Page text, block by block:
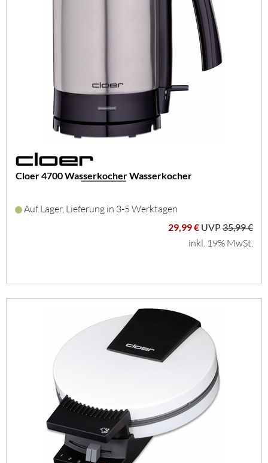
Cloer 4700 Wasserkocher Wasserkocher
Auf Lager, Lieferung in 3-5 Werktagen
29,99 € UVP35,99 €
inkl. 19% MwSt.